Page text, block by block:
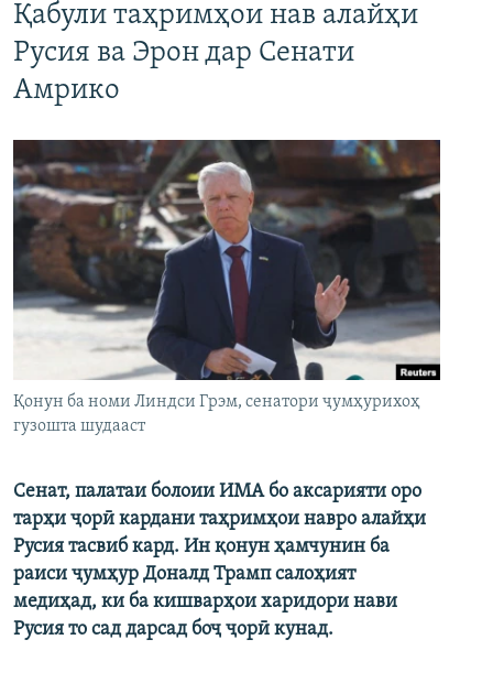
Қабули таҳримҳои нав алайҳи
Русия ва Эрон дар Сенати
Амрико
Қонун ба номи Линдси Грэм, сенатори ҷумҳурихоҳ
гузошта шудааст
Сенат, палатаи болоии ИМА бо аксарияти оро
тарҳи ҷорӣ кардани таҳримҳои навро алайҳи
Русия тасвиб кард. Ин қонун ҳамчунин ба
раиси ҷумҳур Доналд Трамп салоҳият
медиҳад, ки ба кишварҳои харидори нави
Русия то сад дарсад боҷ ҷорӣ кунад.